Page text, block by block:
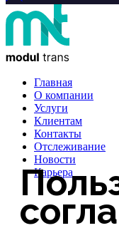
Главная
О компании
Услуги
Клиентам
Контакты
Отслеживание
Новости
Карьера